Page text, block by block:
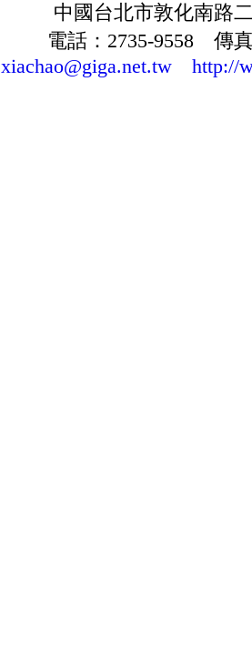
中國台北市敦化南路
電話：2735-9558 傳
xiachao@giga.net.tw
http://